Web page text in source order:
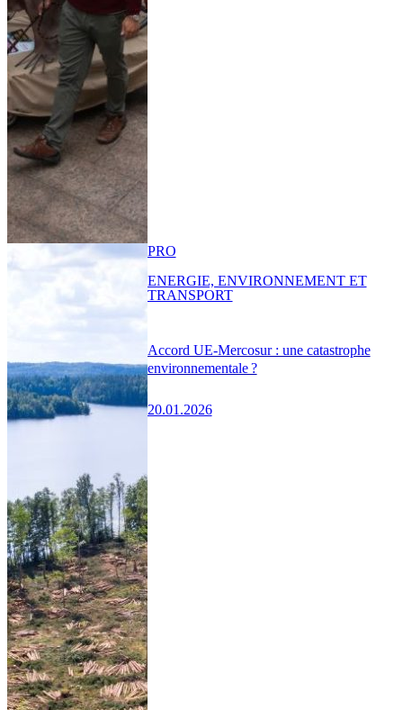
Accord UE-Mercosur : une catastrophe
environnementale ?
20.01.2026
PRO
ENERGIE, ENVIRONNEMENT ET
TRANSPORT